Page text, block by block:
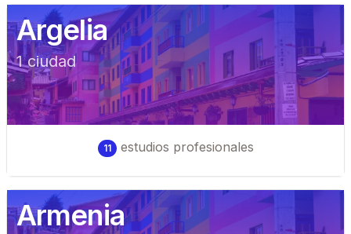
Argelia
1ciudad
11 estudios profesionales
Armenia